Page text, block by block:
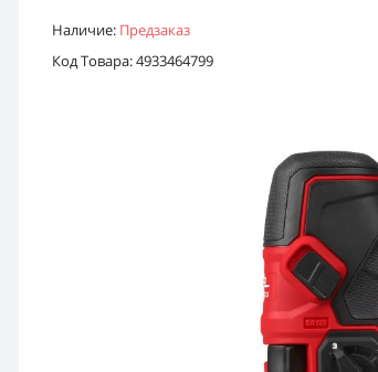
Наличие: Предзаказ
Код Товара: 4933464799